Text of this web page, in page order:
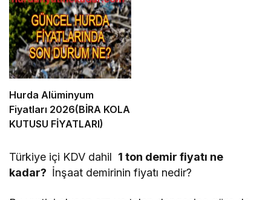
Hurda Alüminyum
Fiyatları 2026(BİRA KOLA
KUTUSU FİYATLARI)
Türkiye içi KDV dahil 1 ton demir fiyatı ne
kadar? İnşaat demirinin fiyatı nedir?